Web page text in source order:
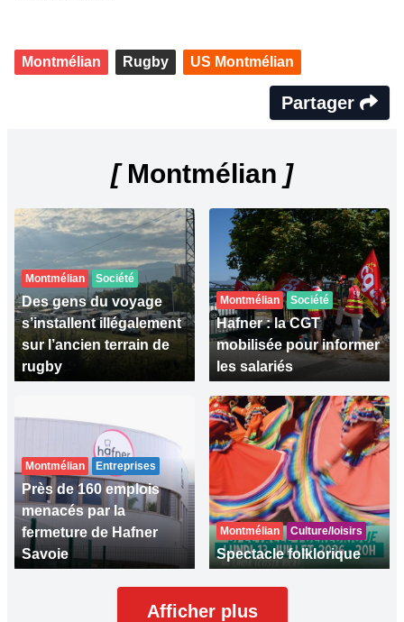
Montmélian Rugby US Montmélian
Partager
[Montmélian ]
Montmélian Société
Des gens du voyage
s’installent illégalement
sur l’ancien terrain de
rugby
Montmélian Société
Hafner : la CGT
mobilisée pour informer
les salariés
Montmélian Entreprises
Près de 160 emplois
menacés par la
fermeture de Hafner
Savoie
Montmélian Culture/loisirs
Spectacle folklorique
Afficher plus